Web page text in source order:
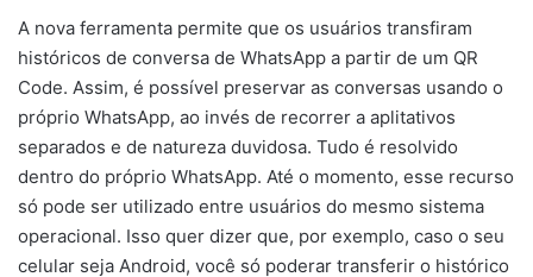
A nova ferramenta permite que os usuários transfiram
históricos de conversa de WhatsApp a partir de um QR
Code. Assim, é possível preservar as conversas usando o
próprio WhatsApp, ao invés de recorrer a aplitativos
separados e de natureza duvidosa. Tudo é resolvido
dentro do próprio WhatsApp. Até o momento, esse recurso
só pode ser utilizado entre usuários do mesmo sistema
operacional. Isso quer dizer que, por exemplo, caso o seu
celular seja Android, você só poderar transferir o histórico